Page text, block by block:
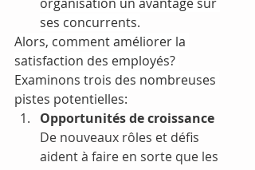
ses concurrents.
Alors, comment améliorer la
satisfaction des employés?
Examinons trois des nombreuses
pistes potentielles:
Opportunités de croissance
De nouveaux rôles et défis
aident à faire en sorte que les